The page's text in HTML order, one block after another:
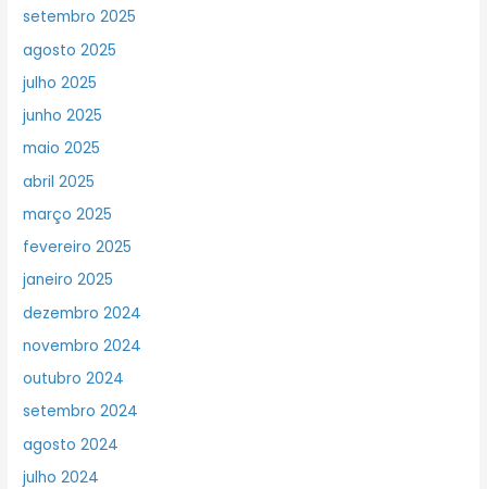
setembro 2025
agosto 2025
julho 2025
junho 2025
maio 2025
abril 2025
março 2025
fevereiro 2025
janeiro 2025
dezembro 2024
novembro 2024
outubro 2024
setembro 2024
agosto 2024
julho 2024